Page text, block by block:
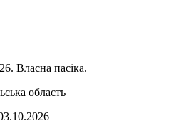
Власна пасіка.
область